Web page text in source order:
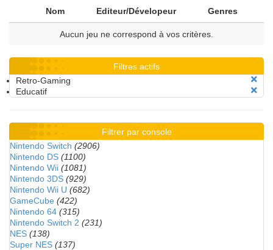
Nom Editeur/Dévelopeur Genres
Aucun jeu ne correspond à vos critères.
Filtres actifs
Retro-Gaming
Educatif
Filtrer par console
Nintendo Switch (2906)
Nintendo DS (1100)
Nintendo Wii (1081)
Nintendo 3DS (929)
Nintendo Wii U (682)
GameCube (422)
Nintendo 64 (315)
Nintendo Switch 2 (231)
NES (138)
Super NES (137)